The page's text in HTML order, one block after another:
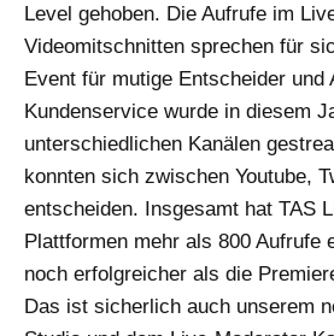
Level gehoben. Die Aufrufe im
Videomitschnitten sprechen für
Event für mutige Entscheider und
Kundenservice wurde in diesem
unterschiedlichen Kanälen
konnten sich zwischen Youtube,
entscheiden. Insgesamt hat TAS
Plattformen mehr als 800 Aufrufe
noch erfolgreicher als die
Das ist sicherlich auch unserem